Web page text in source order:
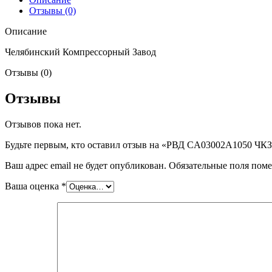
Отзывы (0)
Описание
Челябинский Компрессорный Завод
Отзывы (0)
Отзывы
Отзывов пока нет.
Будьте первым, кто оставил отзыв на «РВД CA03002A1050
Ваш адрес email не будет опубликован. Обязательные поля
Ваша оценка *